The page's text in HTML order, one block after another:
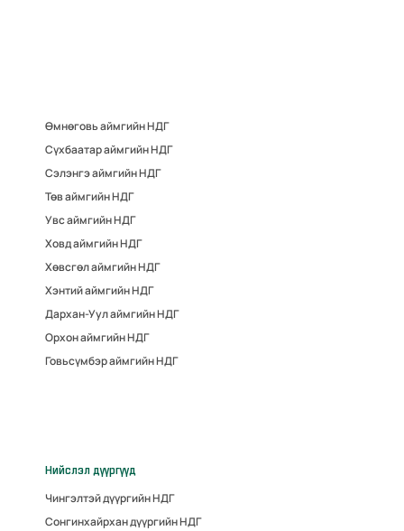
Өмнөговь аймгийн НДГ
Сүхбаатар аймгийн НДГ
Сэлэнгэ аймгийн НДГ
Төв аймгийн НДГ
Увс аймгийн НДГ
Ховд аймгийн НДГ
Хөвсгөл аймгийн НДГ
Хэнтий аймгийн НДГ
Дархан-Уул аймгийн НДГ
Орхон аймгийн НДГ
Говьсүмбэр аймгийн НДГ
Нийслэл дүүргүүд
Чингэлтэй дүүргийн НДГ
Сонгинхайрхан дүүргийн НДГ